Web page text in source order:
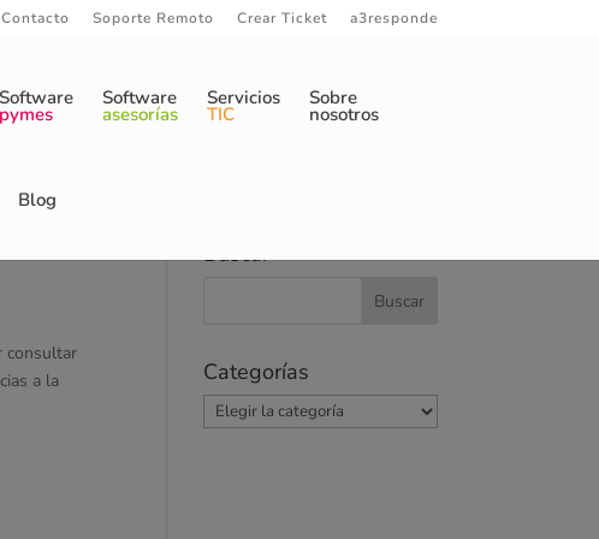
Contacto Soporte Remoto Crear Ticket a3responde
Software
pymes
Software
asesorías
Servicios
TIC
Sobre
nosotros
Blog
consultar
a la
Buscar
Categorías
Categorías